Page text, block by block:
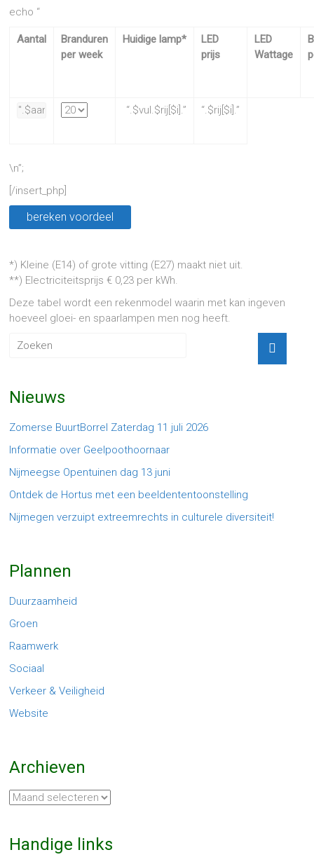
echo “
Aantal
Branduren
per week
Huidige lamp*
LED
prijs
LED
Wattage
“.$vul.$rij[$i].” “.$rij[$i].”
\n”;
[/insert_php]
*) Kleine (E14) of grote vitting (E27) maakt niet uit.
**) Electriciteitsprijs € 0,23 per kWh.
Deze tabel wordt een rekenmodel waarin met kan ingeven
hoeveel gloei- en spaarlampen men nog heeft.
Nieuws
Zomerse BuurtBorrel Zaterdag 11 juli 2026
Informatie over Geelpoothoornaar
Nijmeegse Opentuinen dag 13 juni
Ontdek de Hortus met een beeldententoonstelling
Nijmegen verzuipt extreemrechts in culturele diversiteit!
Plannen
Duurzaamheid
Groen
Raamwerk
Sociaal
Verkeer & Veiligheid
Website
Archieven
Archieven
Handige links